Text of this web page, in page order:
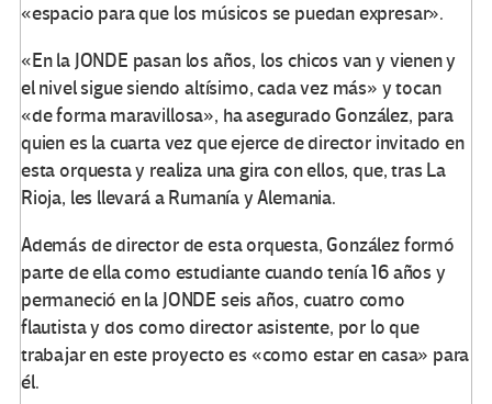
«espacio para que los músicos se puedan expresar».
«En la JONDE pasan los años, los chicos van y vienen y
el nivel sigue siendo altísimo, cada vez más» y tocan
«de forma maravillosa», ha asegurado González, para
quien es la cuarta vez que ejerce de director invitado en
esta orquesta y realiza una gira con ellos, que, tras La
Rioja, les llevará a Rumanía y Alemania.
Además de director de esta orquesta, González formó
parte de ella como estudiante cuando tenía 16 años y
permaneció en la JONDE seis años, cuatro como
flautista y dos como director asistente, por lo que
trabajar en este proyecto es «como estar en casa» para
él.